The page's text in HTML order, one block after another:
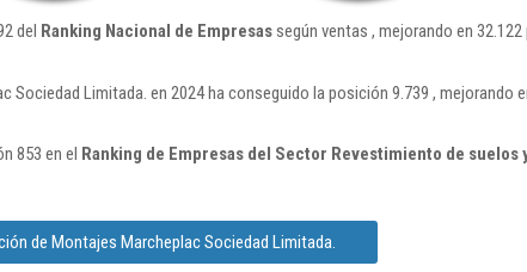
del Ranking Nacional de Empresassegún ventas , mejorando en
Sociedad Limitada. en 2024 ha conseguido la posición 9.739 , mejorando
853 en el Ranking de Empresas del Sector Revestimiento de suelos
de Montajes Marcheplac Sociedad Limitada.